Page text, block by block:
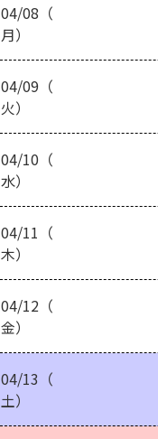
04/08（
月）
04/09（
火）
04/10（
水）
04/11（
木）
04/12（
金）
04/13（
土）